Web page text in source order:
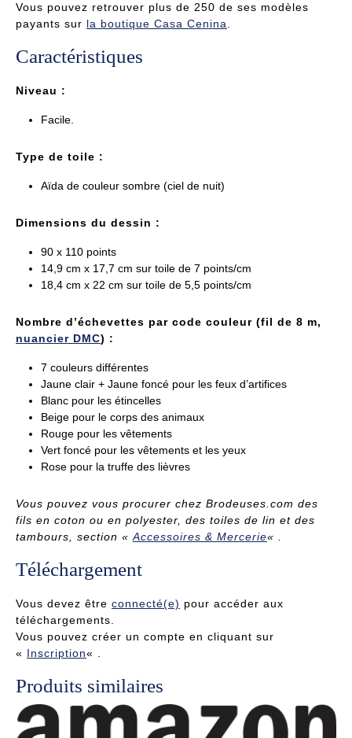
Vous pouvez retrouver plus de 250 de ses modèles
payants sur la boutique Casa Cenina.
Caractéristiques
Niveau :
Facile.
Type de toile :
Aïda de couleur sombre (ciel de nuit)
Dimensions du dessin :
90 x 110 points
14,9 cm x 17,7 cm sur toile de 7 points/cm
18,4 cm x 22 cm sur toile de 5,5 points/cm
Nombre d’échevettes par code couleur (fil de 8 m,
nuancier DMC) :
7 couleurs différentes
Jaune clair + Jaune foncé pour les feux d’artifices
Blanc pour les étincelles
Beige pour le corps des animaux
Rouge pour les vêtements
Vert foncé pour les vêtements et les yeux
Rose pour la truffe des lièvres
Vous pouvez vous procurer chez Brodeuses.com des
fils en coton ou en polyester, des toiles de lin et des
tambours, section «Accessoires & Mercerie« .
Téléchargement
Vous devez être connecté(e) pour accéder aux
téléchargements.
Vous pouvez créer un compte en cliquant sur
« Inscription« .
Produits similaires